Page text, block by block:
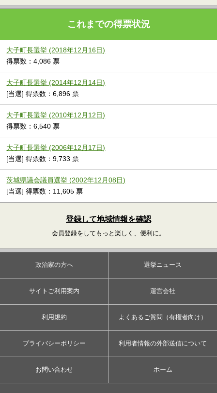
これまでの得票状況
大子町長選挙 (2018年12月16日)
得票数：4,086 票
大子町長選挙 (2014年12月14日)
[当選] 得票数：6,896 票
大子町長選挙 (2010年12月12日)
得票数：6,540 票
大子町長選挙 (2006年12月17日)
[当選] 得票数：9,733 票
茨城県議会議員選挙 (2002年12月08日)
[当選] 得票数：11,605 票
登録して地域情報を確認
会員登録をしてもっと楽しく、便利に。
政治家の方へ 選挙ニュース
サイトご利用案内 運営会社
利用規約 よくあるご質問（有権者向け）
プライバシーポリシー 利用者情報の外部送信について
お問い合わせ ホーム